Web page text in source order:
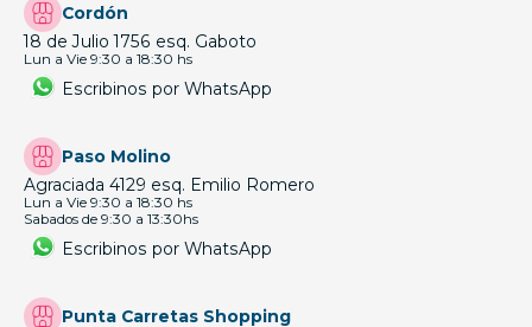
Cordón
18 de Julio 1756 esq. Gaboto
Lun a Vie 9:30 a 18:30 hs
Escribinos por WhatsApp
Paso Molino
Agraciada 4129 esq. Emilio Romero
Lun a Vie 9:30 a 18:30 hs
Sabados de 9:30 a 13:30hs
Escribinos por WhatsApp
Punta Carretas Shopping